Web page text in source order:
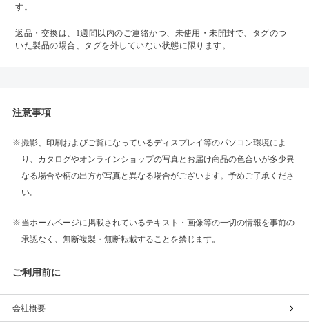
す。
返品・交換は、1週間以内のご連絡かつ、未使用・未開封で、タグのつ
いた製品の場合、タグを外していない状態に限ります。
注意事項
撮影、印刷およびご覧になっているディスプレイ等のパソコン環境によ
り、カタログやオンラインショップの写真とお届け商品の色合いが多少異
なる場合や柄の出方が写真と異なる場合がございます。予めご了承くださ
い。
当ホームページに掲載されているテキスト・画像等の一切の情報を事前の
承認なく、無断複製・無断転載することを禁じます。
ご利用前に
会社概要